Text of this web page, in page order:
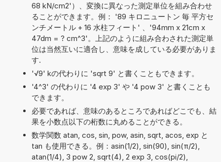
68 kN/cm2'）、変換に異なった測定単位を組み合わせ
ることができます。例： '89 キロニュートン 毎 平方セ
ンチメートル + 16 水柱フィート' 、'94mm x 21cm x
47dm = ? cm^3'。上記のように組み合わされた測定単
位は当然互いに適合し、意味を成している必要がありま
す.
'√9' kの代わりに 'sqrt 9' と書くこともできます。
'4^3' の代わりに '4 exp 3' や '4 pow 3' と書くことも
できます。
必要であれば、意味のあるところであればどこでも、結
果を小数点以下の桁数に丸めることができる。
数学関数 atan, cos, sin, pow, asin, sqrt, acos, exp と
tan も使用できる。例：asin(1/2), sin(90), sin(π/2),
atan(1/4), 3 pow 2, sqrt(4), 2 exp 3, cos(pi/2),